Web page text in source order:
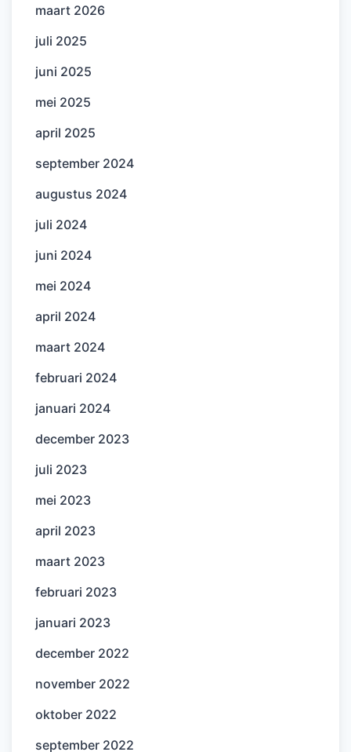
maart 2026
juli 2025
juni 2025
mei 2025
april 2025
september 2024
augustus 2024
juli 2024
juni 2024
mei 2024
april 2024
maart 2024
februari 2024
januari 2024
december 2023
juli 2023
mei 2023
april 2023
maart 2023
februari 2023
januari 2023
december 2022
november 2022
oktober 2022
september 2022